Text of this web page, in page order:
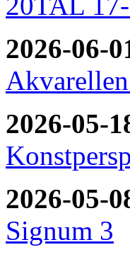
2026-06-
2026-05-
2026-05-
Signum 3